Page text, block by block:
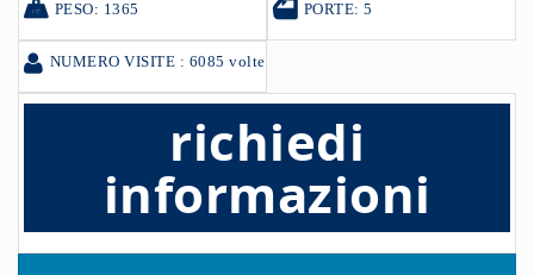
PESO: 1365 PORTE: 5
NUMERO VISITE : 6085 volte
richiedi
informazioni